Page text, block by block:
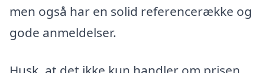
men også har en solid referencerække og
gode anmeldelser.